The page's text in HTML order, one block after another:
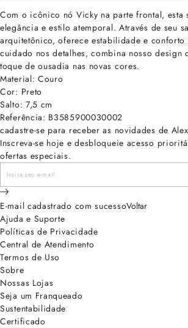
Com o icônico nó Vicky na parte frontal, esta
elegância e estilo atemporal. Através de seu
arquitetônico, oferece estabilidade e conforto
cuidado nos detalhes, combina nosso design
toque de ousadia nas novas cores.
Material: Couro
Cor: Preto
Salto: 7,5 cm
Referência: B3585900030002
cadastre-se para receber as novidades de
Inscreva-se hoje e desbloqueie acesso
ofertas especiais.
E-mail cadastrado com sucessoVoltar
Ajuda e Suporte
Políticas de Privacidade
Central de Atendimento
Termos de Uso
Sobre
Nossas Lojas
Seja um Franqueado
Sustentabilidade
Certificado